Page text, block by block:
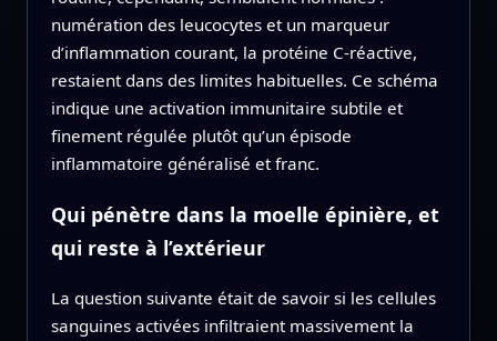
numération des leucocytes et un marqueur
d’inflammation courant, la protéine C-réactive,
restaient dans des limites habituelles. Ce schéma
indique une activation immunitaire subtile et
finement régulée plutôt qu’un épisode
inflammatoire généralisé et franc.
Qui pénètre dans la moelle épinière, et
qui reste à l’extérieur
La question suivante était de savoir si les cellules
sanguines activées infiltraient massivement la